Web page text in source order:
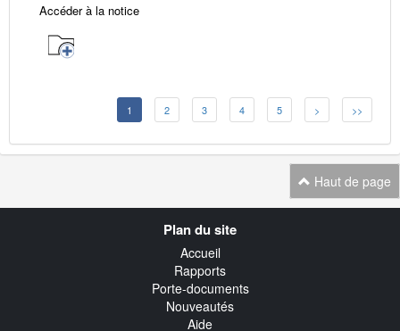
Accéder à la notice
1 2 3 4 5 > >>
Haut de page
Plan du site
Accueil
Rapports
Porte-documents
Nouveautés
Aide